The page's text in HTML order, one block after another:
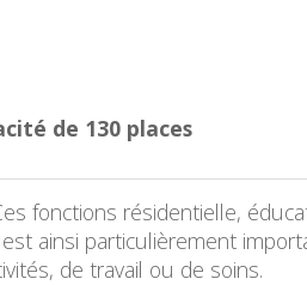
de 130 places
fonctions résidentielle,
ainsi particulièrement
de travail ou de soins.